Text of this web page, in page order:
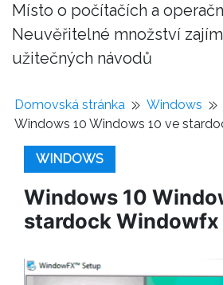
Místo o počítačích a
Neuvěřitelné množství
užitečných návodů
Domovská stránka
Windows
Windows 10 Windows 10 ve
WINDOWS
Windows 10
stardock Windowfx